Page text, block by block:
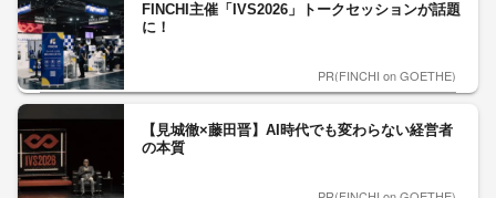
FINCHI主催「IVS2026」トークセッションが話題
に！
PR(FINCHI on GOETHE)
【見城徹×藤田晋】AI時代でも変わらない経営者
の本質